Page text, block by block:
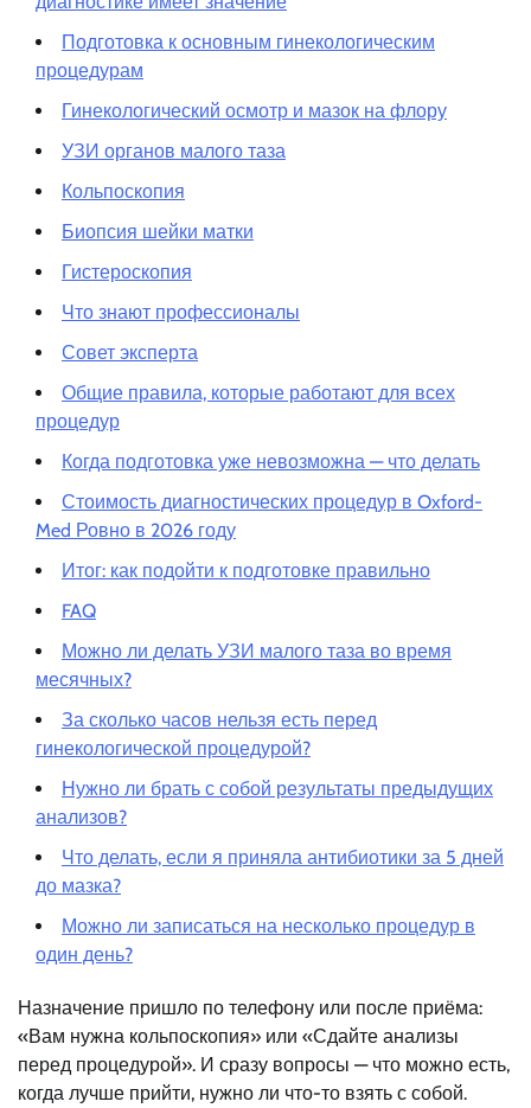
Подготовка к основным гинекологическим
процедурам
Гинекологический осмотр и мазок на флору
УЗИ органов малого таза
Кольпоскопия
Биопсия шейки матки
Гистероскопия
Что знают профессионалы
Совет эксперта
Общие правила, которые работают для всех
процедур
Когда подготовка уже невозможна — что делать
Стоимость диагностических процедур в Oxford-
Med Ровно в 2026 году
Итог: как подойти к подготовке правильно
FAQ
Можно ли делать УЗИ малого таза во время
месячных?
За сколько часов нельзя есть перед
гинекологической процедурой?
Нужно ли брать с собой результаты предыдущих
анализов?
Что делать, если я приняла антибиотики за 5 дней
до мазка?
Можно ли записаться на несколько процедур в
один день?
Назначение пришло по телефону или после приёма:
«Вам нужна кольпоскопия» или «Сдайте анализы
перед процедурой». И сразу вопросы — что можно есть,
когда лучше прийти, нужно ли что-то взять с собой.